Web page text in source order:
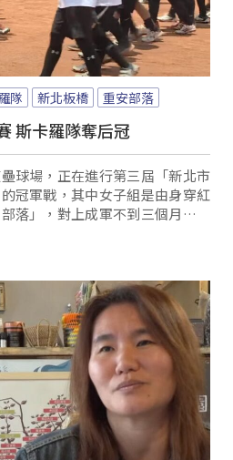
隊 新北板橋 重安部落
斯卡羅隊奪后冠
球場，正在進行第三屆「新北市
冠軍戰，其中女子組是由身穿紅
落」，對上成軍不到三個月雪白